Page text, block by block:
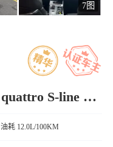
7图
奥迪A7L 2023款 45 TFSI quattro S-line 黑武士版
油耗 12.0L/100KM